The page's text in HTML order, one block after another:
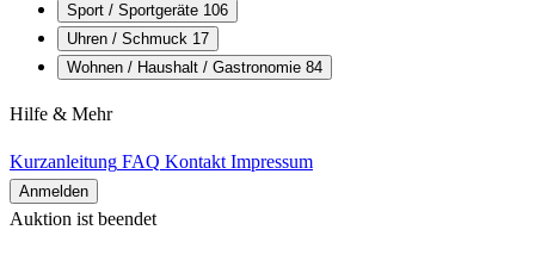
Sport / Sportgeräte 106
Uhren / Schmuck 17
Wohnen / Haushalt / Gastronomie 84
Hilfe & Mehr
Kurzanleitung FAQ Kontakt Impressum
Anmelden
Auktion ist beendet